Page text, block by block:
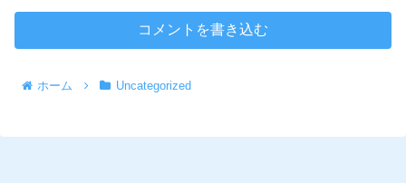
コメントを書き込む
ホーム Uncategorized